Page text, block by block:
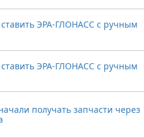
ЭРА-ГЛОНАСС с ручным
ЭРА-ГЛОНАСС с ручным
получать запчасти через